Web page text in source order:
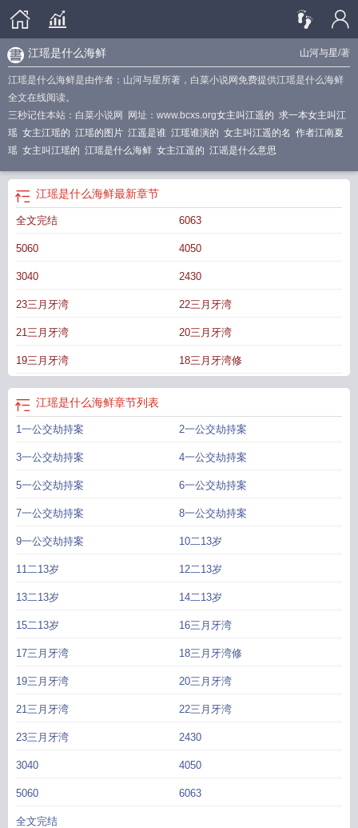
山河与星/著
江瑶是什么海鲜
江瑶是什么海鲜是由作者：山河与星所著，白菜小说网免费提供江瑶是什么海鲜
全文在线阅读。
三秒记住本站：白菜小说网 网址：www.bcxs.org女主叫江遥的 求一本女主叫江
瑶 女主江瑶的 江瑶的图片 江遥是谁 江瑶谁演的 女主叫江遥的名 作者江南夏
瑶 女主叫江瑶的 江瑶是什么海鲜 女主江遥的 江谣是什么意思
江瑶是什么海鲜最新章节
全文完结 6063
5060 4050
3040 2430
23三月牙湾 22三月牙湾
21三月牙湾 20三月牙湾
19三月牙湾 18三月牙湾修
江瑶是什么海鲜章节列表
1一公交劫持案 2一公交劫持案
3一公交劫持案 4一公交劫持案
5一公交劫持案 6一公交劫持案
7一公交劫持案 8一公交劫持案
9一公交劫持案 10二13岁
11二13岁 12二13岁
13二13岁 14二13岁
15二13岁 16三月牙湾
17三月牙湾 18三月牙湾修
19三月牙湾 20三月牙湾
21三月牙湾 22三月牙湾
23三月牙湾 2430
3040 4050
5060 6063
全文完结